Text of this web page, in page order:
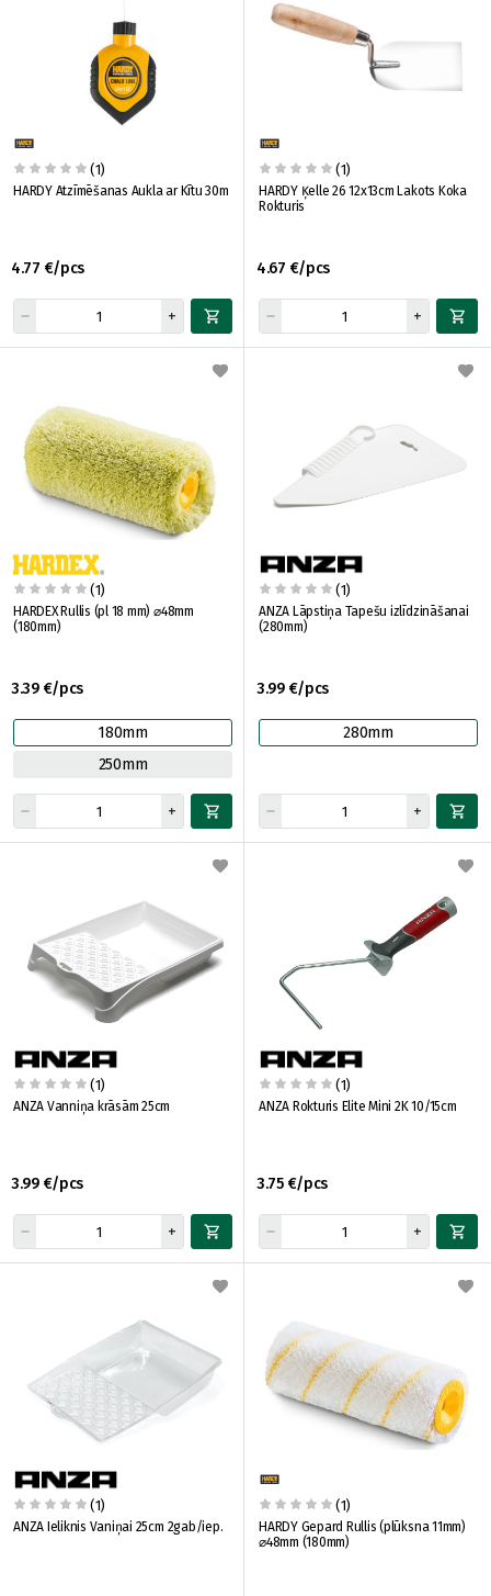
(1)
HARDY Atzīmēšanas Aukla ar Kītu 30m
4.77 €/pcs
(1)
HARDY Ķelle 26 12x13cm Lakots Koka
Rokturis
4.67 €/pcs
(1)
HARDEX Rullis (pl 18 mm) ⌀48mm
(180mm)
3.39 €/pcs
180mm
250mm
(1)
ANZA Lāpstiņa Tapešu izlīdzināšanai
(280mm)
3.99 €/pcs
280mm
(1)
ANZA Vanniņa krāsām 25cm
3.99 €/pcs
(1)
ANZA Rokturis Elite Mini 2K 10/15cm
3.75 €/pcs
(1)
ANZA Ieliknis Vaniņai 25cm 2gab/iep.
(1)
HARDY Gepard Rullis (plūksna 11mm)
⌀48mm (180mm)